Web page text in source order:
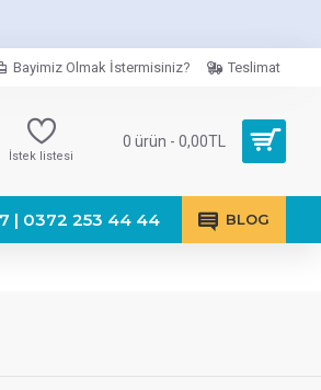
Bayimiz Olmak İstermisiniz? Teslimat
İstek listesi
0 ürün - 0,00TL
| 0372 253 44 44 BLOG